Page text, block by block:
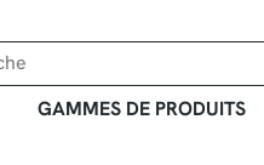
GAMMES DE PRODUITS